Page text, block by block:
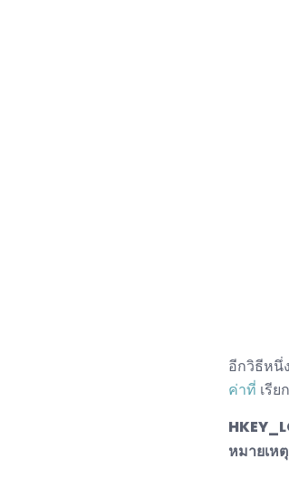
อีกวิธีหนึ่
ค่าที่ เรีย
หมายเห